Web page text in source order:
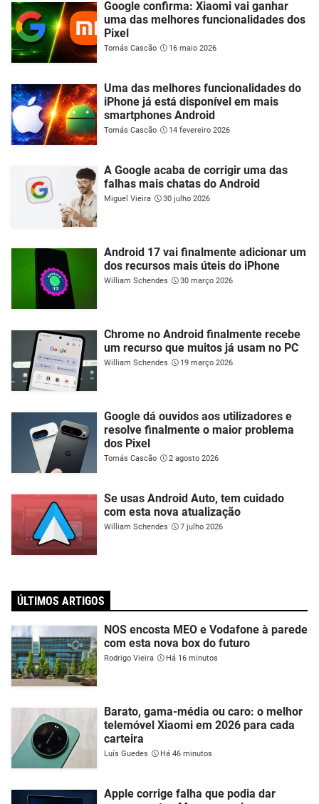
Google confirma: Xiaomi vai ganhar
uma das melhores funcionalidades dos
Pixel
Tomás Cascão 16 maio 2026
Uma das melhores funcionalidades do
iPhone já está disponível em mais
smartphones Android
Tomás Cascão 14 fevereiro 2026
A Google acaba de corrigir uma das
falhas mais chatas do Android
Miguel Vieira 30 julho 2026
Android 17 vai finalmente adicionar um
dos recursos mais úteis do iPhone
William Schendes 30 março 2026
Chrome no Android finalmente recebe
um recurso que muitos já usam no PC
William Schendes 19 março 2026
Google dá ouvidos aos utilizadores e
resolve finalmente o maior problema
dos Pixel
Tomás Cascão 2 agosto 2026
Se usas Android Auto, tem cuidado
com esta nova atualização
William Schendes 7 julho 2026
ÚLTIMOS ARTIGOS
NOS encosta MEO e Vodafone à parede
com esta nova box do futuro
Rodrigo Vieira Há 16 minutos
Barato, gama-média ou caro: o melhor
telemóvel Xiaomi em 2026 para cada
carteira
Luís Guedes Há 46 minutos
Apple corrige falha que podia dar